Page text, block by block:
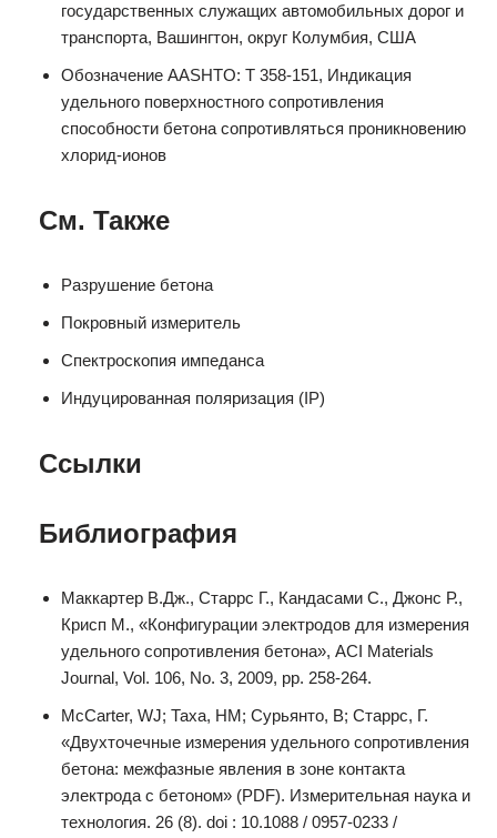
государственных служащих автомобильных дорог и
транспорта, Вашингтон, округ Колумбия, США
Обозначение AASHTO: T 358-151, Индикация
удельного поверхностного сопротивления
способности бетона сопротивляться проникновению
хлорид-ионов
См. Также
Разрушение бетона
Покровный измеритель
Спектроскопия импеданса
Индуцированная поляризация (IP)
Ссылки
Библиография
Маккартер В.Дж., Старрс Г., Кандасами С., Джонс Р.,
Крисп М., «Конфигурации электродов для измерения
удельного сопротивления бетона», ACI Materials
Journal, Vol. 106, No. 3, 2009, pp. 258-264.
McCarter, WJ; Таха, HM; Сурьянто, B; Старрс, Г.
«Двухточечные измерения удельного сопротивления
бетона: межфазные явления в зоне контакта
электрода с бетоном» (PDF). Измерительная наука и
технология. 26 (8). doi : 10.1088 / 0957-0233 /